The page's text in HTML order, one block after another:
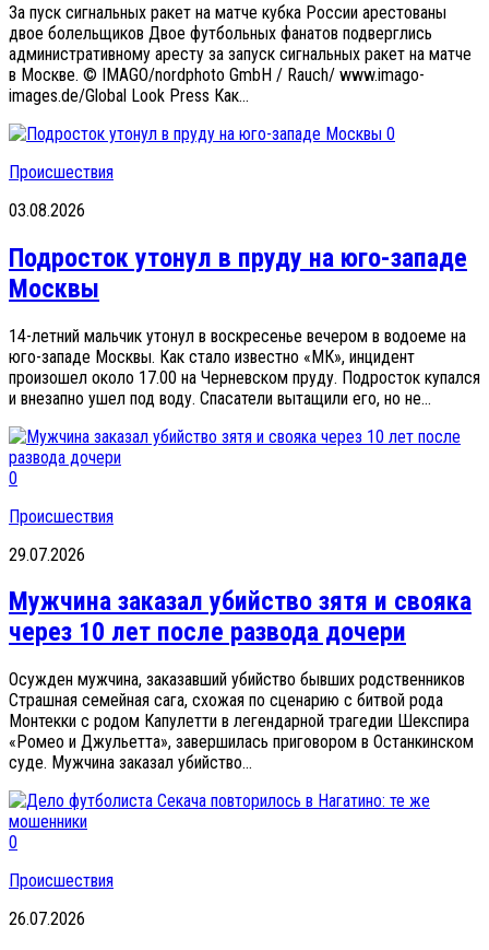
За пуск сигнальных ракет на матче кубка России арестованы
двое болельщиков Двое футбольных фанатов подверглись
административному аресту за запуск сигнальных ракет на матче
в Москве. © IMAGO/nordphoto GmbH / Rauch/ www.imago-
images.de/Global Look Press Как...
0
Происшествия
03.08.2026
Подросток утонул в пруду на юго-западе
Москвы
14-летний мальчик утонул в воскресенье вечером в водоеме на
юго-западе Москвы. Как стало известно «МК», инцидент
произошел около 17.00 на Черневском пруду. Подросток купался
и внезапно ушел под воду. Спасатели вытащили его, но не...
0
Происшествия
29.07.2026
Мужчина заказал убийство зятя и свояка
через 10 лет после развода дочери
Осужден мужчина, заказавший убийство бывших родственников
Страшная семейная сага, схожая по сценарию с битвой рода
Монтекки с родом Капулетти в легендарной трагедии Шекспира
«Ромео и Джульетта», завершилась приговором в Останкинском
суде. Мужчина заказал убийство...
0
Происшествия
26.07.2026